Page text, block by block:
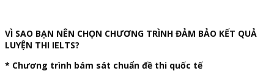
VÌ SAO BẠN NÊN CHỌN CHƯƠNG TRÌNH ĐẢM BẢO KẾT QUẢ
LUYỆN THI IELTS?
* Chương trình bám sát chuẩn đề thi quốc tế